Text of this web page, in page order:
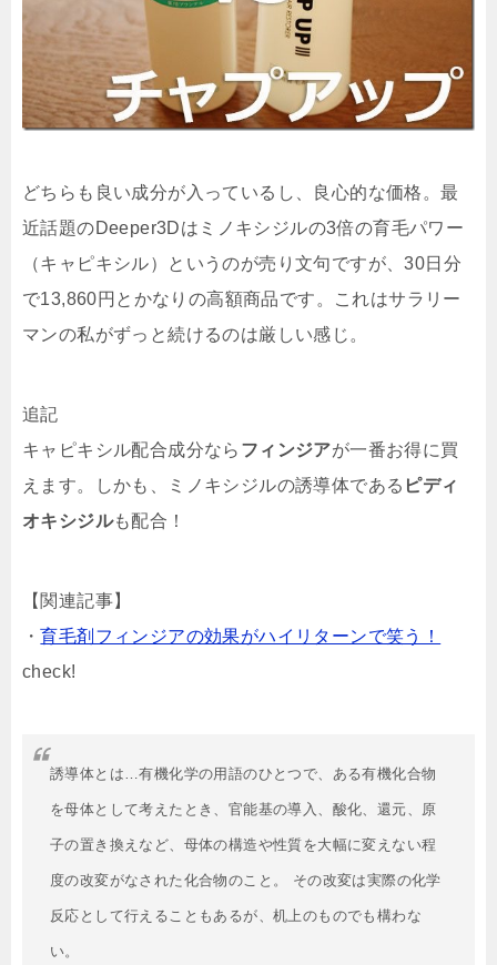
どちらも良い成分が入っているし、良心的な価格。最
近話題のDeeper3Dはミノキシジルの3倍の育毛パワー
（キャピキシル）というのが売り文句ですが、30日分
で13,860円とかなりの高額商品です。これはサラリー
マンの私がずっと続けるのは厳しい感じ。
追記
キャピキシル配合成分なら フィンジアが一番お得に買
えます。しかも、ミノキシジルの誘導体である ピディ
オキシジルも配合！
【関連記事】
・育毛剤フィンジアの効果がハイリターンで笑う！
check!
誘導体とは…有機化学の用語のひとつで、ある有機化合物
を母体として考えたとき、官能基の導入、酸化、還元、原
子の置き換えなど、母体の構造や性質を大幅に変えない程
度の改変がなされた化合物のこと。 その改変は実際の化学
反応として行えることもあるが、机上のものでも構わな
い。